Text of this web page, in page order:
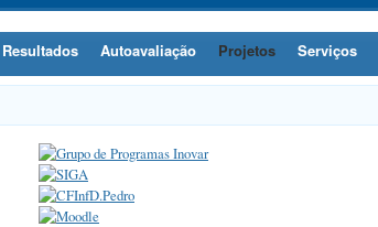
Resultados Autoavaliação Projetos Serviços